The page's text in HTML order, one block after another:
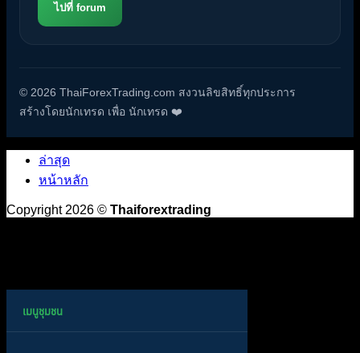
ไปที่ forum
© 2026 ThaiForexTrading.com สงวนลิขสิทธิ์ทุกประการ
สร้างโดยนักเทรด เพื่อ นักเทรด ❤️
ล่าสุด
หน้าหลัก
Copyright 2026 © Thaiforextrading